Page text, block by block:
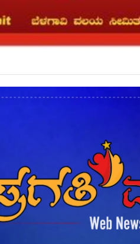
ಕೊಲೆ ರಹಸ್ಯ ಬಯಲು*